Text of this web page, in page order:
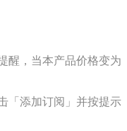
醒，当本产品价格变为
「添加订阅」并按提示